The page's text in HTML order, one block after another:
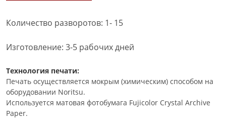
Количество разворотов: 1- 15
Изготовление: 3-5 рабочих дней
Технология печати:
Печать осуществляется мокрым (химическим) способом на
оборудовании Noritsu.
Используется матовая фотобумага Fujicolor Crystal Archive
Paper.